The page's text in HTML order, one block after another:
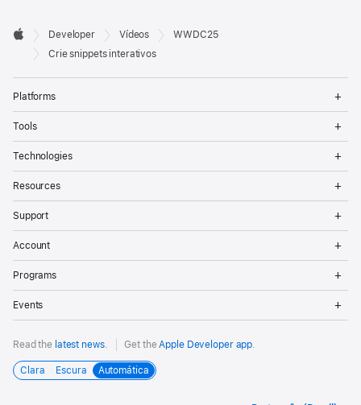
Developer
Footer

Apple
Developer Vídeos
WWDC25
Crie snippets interativos
Platforms
Tools
Technologies
Resources
Support
Account
Programs
Events
Read the latest news. Get theApple Developer app.
Clara Escura Automática